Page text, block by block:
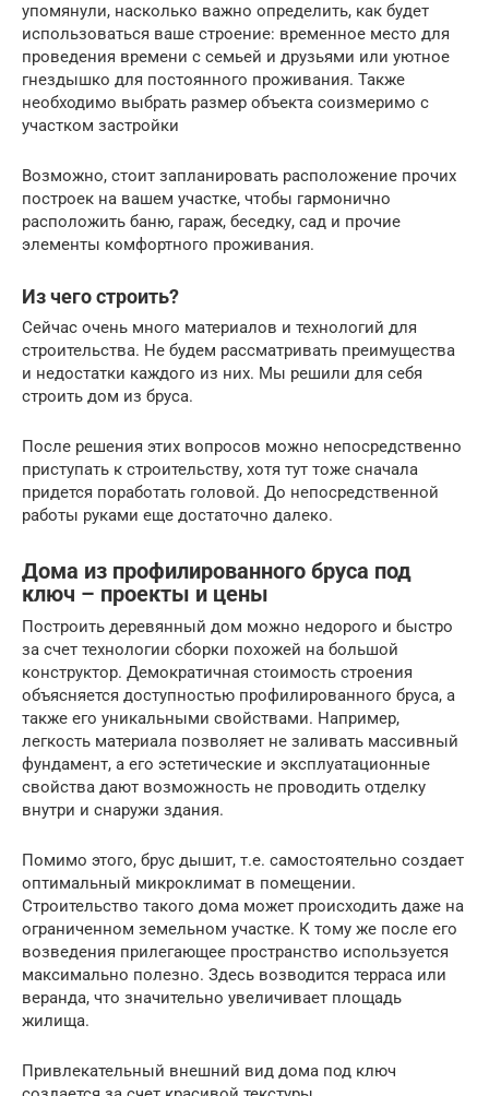
упомянули, насколько важно определить, как будет
использоваться ваше строение: временное место для
проведения времени с семьей и друзьями или уютное
гнездышко для постоянного проживания. Также
необходимо выбрать размер объекта соизмеримо с
участком застройки
Возможно, стоит запланировать расположение прочих
построек на вашем участке, чтобы гармонично
расположить баню, гараж, беседку, сад и прочие
элементы комфортного проживания.
Из чего строить?
Сейчас очень много материалов и технологий для
строительства. Не будем рассматривать преимущества
и недостатки каждого из них. Мы решили для себя
строить дом из бруса.
После решения этих вопросов можно непосредственно
приступать к строительству, хотя тут тоже сначала
придется поработать головой. До непосредственной
работы руками еще достаточно далеко.
Дома из профилированного бруса под
ключ – проекты и цены
Построить деревянный дом можно недорого и быстро
за счет технологии сборки похожей на большой
конструктор. Демократичная стоимость строения
объясняется доступностью профилированного бруса, а
также его уникальными свойствами. Например,
легкость материала позволяет не заливать массивный
фундамент, а его эстетические и эксплуатационные
свойства дают возможность не проводить отделку
внутри и снаружи здания.
Помимо этого, брус дышит, т.е. самостоятельно создает
оптимальный микроклимат в помещении.
Строительство такого дома может происходить даже на
ограниченном земельном участке. К тому же после его
возведения прилегающее пространство используется
максимально полезно. Здесь возводится терраса или
веранда, что значительно увеличивает площадь
жилища.
Привлекательный внешний вид дома под ключ